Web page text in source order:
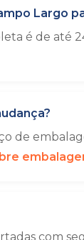
Largo
é de até
de
com